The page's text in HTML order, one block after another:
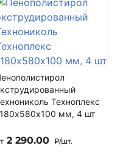
Техноплекс
мм, 4 шт
2 290.00 ₽/шт.